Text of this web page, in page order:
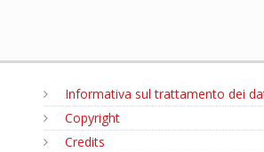
Informativa sul trattamento dei
Copyright
Credits